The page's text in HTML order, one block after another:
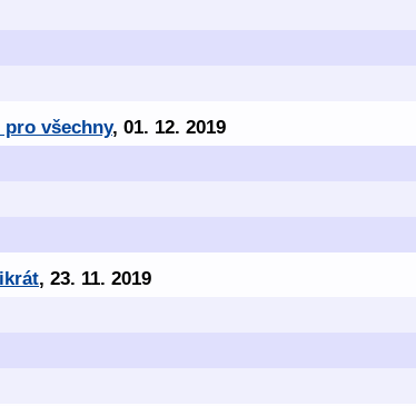
pro všechny, 01. 12. 2019
, 23. 11. 2019